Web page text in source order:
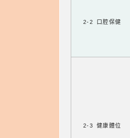
2-2 口腔保健
2-3 健康體位